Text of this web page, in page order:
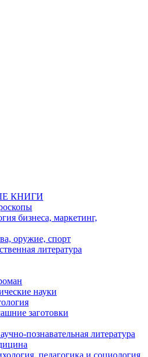
КНИГИ
бизнеса, маркетинг,
оружие, спорт
литература
науки
заготовки
познавательная литература
педагогика и социология